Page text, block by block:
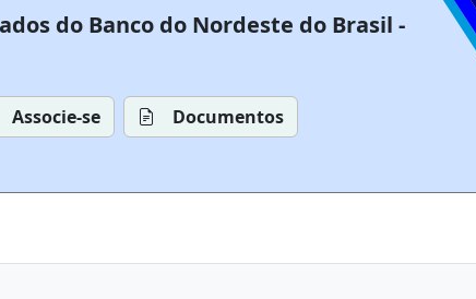
do Banco do Nordeste do Brasil -
Associe-se
Documentos